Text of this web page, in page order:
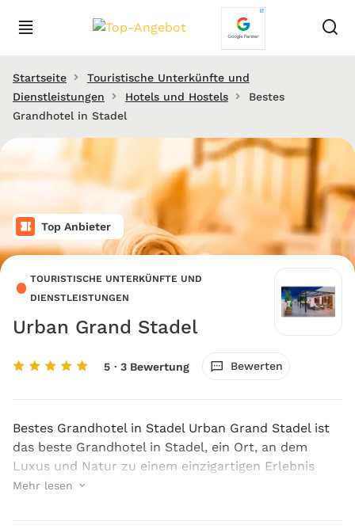
Startseite
Touristische Unterkünfte und
Dienstleistungen
Hotels und Hostels
Bestes
Grandhotel in Stadel
Top Anbieter
TOURISTISCHE UNTERKÜNFTE UND
DIENSTLEISTUNGEN
Urban Grand Stadel
5 · 3 Bewertung Bewerten
Bestes Grandhotel in Stadel Urban Grand Stadel ist
das beste Grandhotel in Stadel, ein Ort, an dem
Luxus und Natur zu einem einzigartigen Erlebnis
verschmelzen. Eingebettet in die idyllische
Mehr lesen